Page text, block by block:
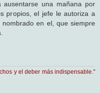
ausentarse una mañana por
propios, el jefe le autoriza a
en el, que siempre
y el deber más indispensable."